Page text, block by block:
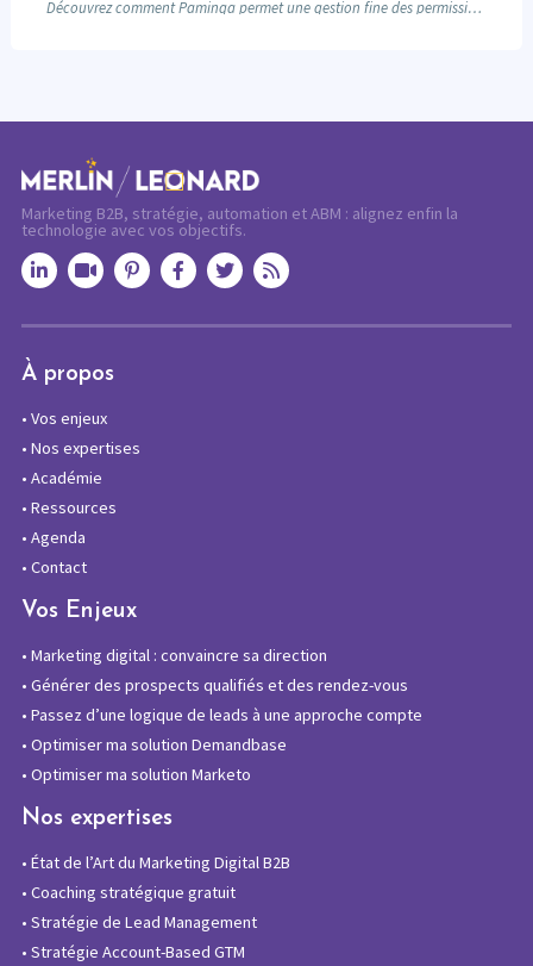
Découvrez comment Paminga permet une gestion fine des permissions : rôles, équipes, workspaces et contrôle au niveau des champs. Sécurisez votre marketing automation.
Marketing B2B, stratégie, automation et ABM : alignez enfin la
technologie avec vos objectifs.
À propos
• Vos enjeux
• Nos expertises
• Académie
• Ressources
• Agenda
• Contact
Vos Enjeux
• Marketing digital : convaincre sa direction
• Générer des prospects qualifiés et des rendez-vous
• Passez d’une logique de leads à une approche compte
• Optimiser ma solution Demandbase
• Optimiser ma solution Marketo
Nos expertises
• État de l’Art du Marketing Digital B2B
• Coaching stratégique gratuit
• Stratégie de Lead Management
• Stratégie Account-Based GTM